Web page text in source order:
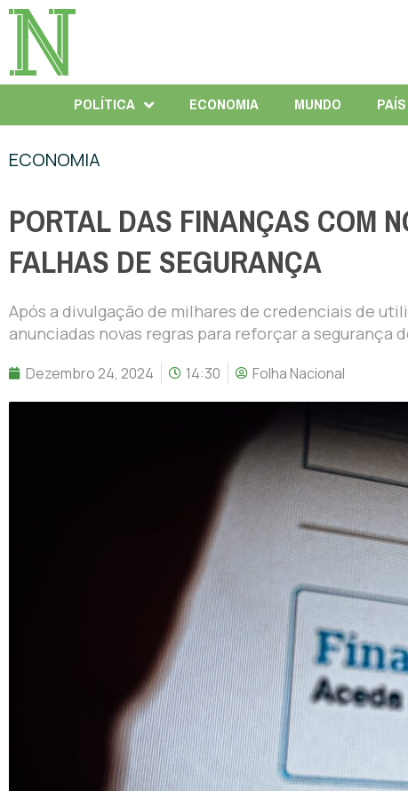
POLÍTICA ECONOMIA MUNDO PAÍS
ECONOMIA
PORTAL DAS FINANÇAS COM
FALHAS DE SEGURANÇA
Após a divulgação de milhares de credenciais de
anunciadas novas regras para reforçar a segurança
Dezembro 24, 2024 14:30 Folha Nacional